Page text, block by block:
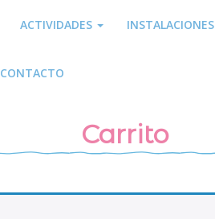
ACTIVIDADES INSTALACIONES
CONTACTO
Carrito